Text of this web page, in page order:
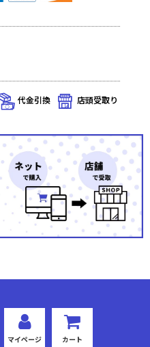
代金引換 店頭受取り
マイページ カート